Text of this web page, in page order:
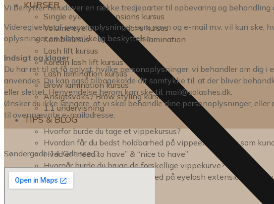
KURSER
Single eyelash extensions kursus
Volume eyelash extensions kursus
Kombikursus – brow- & lash lamination
Lash lift kursus
Korean lash lift kursus
Lash lamination kursus
Brow lamination kursus
Ansigtsvoks / Brow styling kursus
1:1 undervisning
TIPS & BLOG
Hvorfor burde du tage et vippekursus?
Hvordan får du bedst holdbarhed på vippeextensions som
Hvad er “need to have” & “nice to have”
Hvornår burde du bruge de forskellige vippekurve?
Hvordan får du bedre holdbarhed på eyelash extensions, som
OM OS
Vi benytter herudover en række tredjeparter til opbevaring og
Videregivelse af personoplysninger som navn og e-mail m.v. vil kun ske,
oplysninger en tilstrækkelig beskyttelse.
Indsigt og klager
Du har ret til at få oplyst, hvilke personoplysninger, vi behandler om dig
anvendes. Du kan også tilbagekalde dit samtykke til, at der bliver
eller slettet. Henvendelse herom kan ske til: mail@solashes.dk.
Ønsker du ikke længere, at vi skal behandle dine personoplysninger,
til ovennævnte e-mailadresse.
Søndergade 14, Odense C